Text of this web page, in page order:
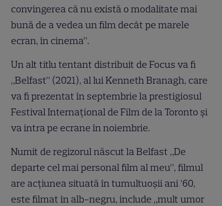
convingerea că nu există o modalitate mai
bună de a vedea un film decât pe marele
ecran, în cinema”.
Un alt titlu tentant distribuit de Focus va fi
„Belfast” (2021), al lui Kenneth Branagh, care
va fi prezentat în septembrie la prestigiosul
Festival Internațional de Film de la Toronto și
va intra pe ecrane în noiembrie.
Numit de regizorul născut la Belfast „De
departe cel mai personal film al meu”, filmul
are acțiunea situată în tumultuoșii ani ’60,
este filmat în alb-negru, include „mult umor